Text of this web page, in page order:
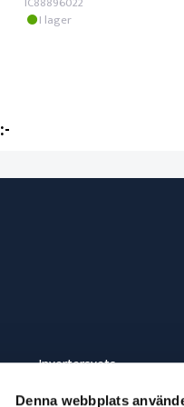
Denna webbplats
I lager
Invertersvets